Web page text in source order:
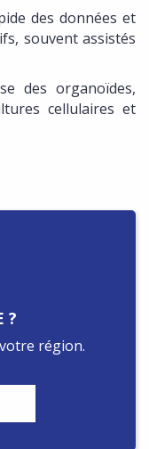
des données et
souvent assistés
des organoïdes,
cellulaires et
?
région.